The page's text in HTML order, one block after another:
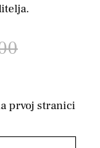
prvoj stranici